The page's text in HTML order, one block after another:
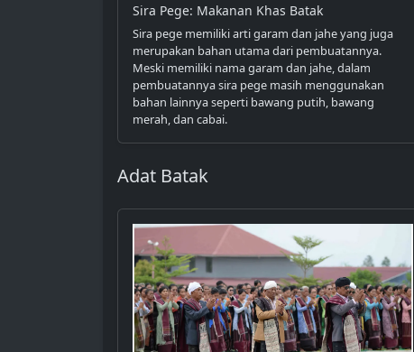
Sira Pege: Makanan Khas Batak
Sira pege memiliki arti garam dan jahe yang juga
merupakan bahan utama dari pembuatannya.
Meski memiliki nama garam dan jahe, dalam
pembuatannya sira pege masih menggunakan
bahan lainnya seperti bawang putih, bawang
merah, dan cabai.
Adat Batak